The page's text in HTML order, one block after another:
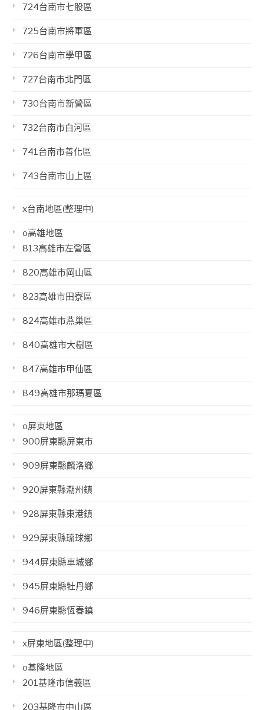
724台南市七股區
725台南市將軍區
726台南市學甲區
727台南市北門區
730台南市新營區
732台南市白河區
741台南市善化區
743台南市山上區
x台南地區(整理中)
o高雄地區
813高雄市左營區
820高雄市岡山區
823高雄市田寮區
824高雄市燕巢區
840高雄市大樹區
847高雄市甲仙區
849高雄市那瑪夏區
o屏東地區
900屏東縣屏東市
909屏東縣麟洛鄉
920屏東縣潮州鎮
928屏東縣東港鎮
929屏東縣琉球鄉
944屏東縣車城鄉
945屏東縣牡丹鄉
946屏東縣恆春鎮
x屏東地區(整理中)
o基隆地區
201基隆市信義區
203基隆市中山區